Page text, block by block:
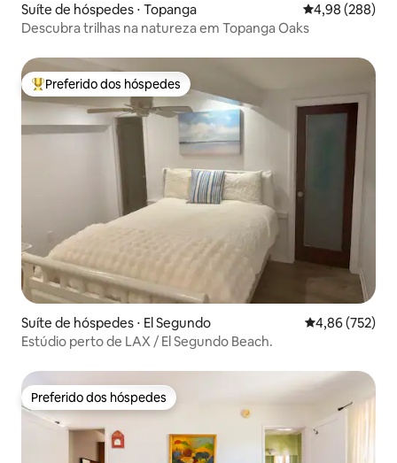
Suíte de hóspedes ⋅ Topanga 4,98 de uma
4,98 (288)
Descubra trilhas na natureza em Topanga Oaks
Entre os melhores preferidos dos hóspedes
Preferido dos hóspedes
Suíte de hóspedes ⋅ El Segundo 4,86 de uma
4,86 (752)
Estúdio perto de LAX / El Segundo Beach.
Preferido dos hóspedes
Preferido dos hóspedes